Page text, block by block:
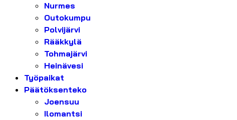
Nurmes
Outokumpu
Polvijärvi
Rääkkylä
Tohmajärvi
Heinävesi
Työpaikat
Päätöksenteko
Joensuu
Ilomantsi